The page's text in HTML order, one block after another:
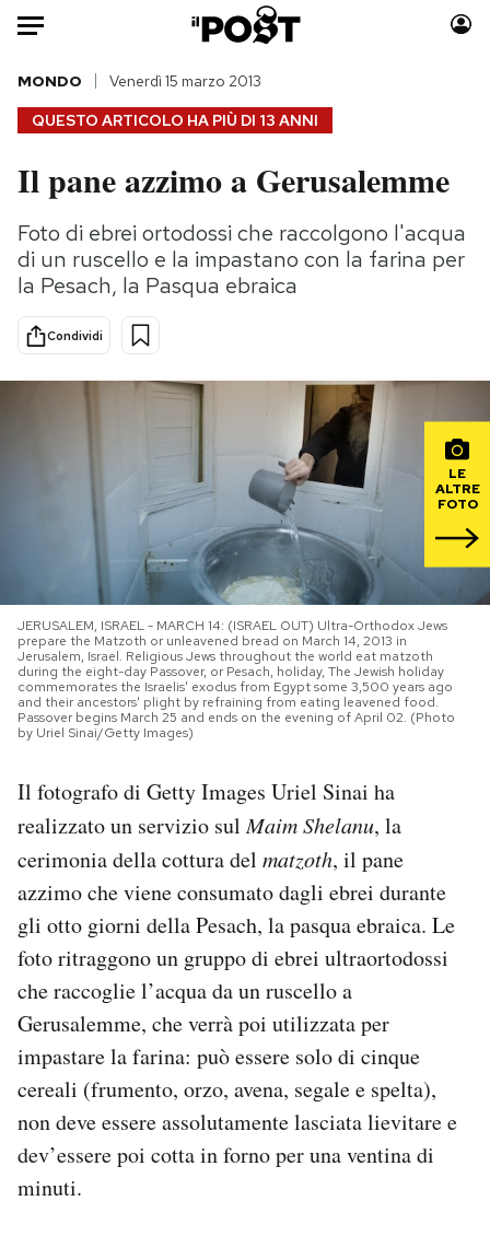
Auto
HOME
Italia
Politica
Tecnologia
Scienza
Moda
Consumismi
Altrecose
Mondiali calcio 2026
NEWSLETTER
I MIEI PREFERITI
CALENDARIO
AREA PERSONALE
Area Personale
Newsletter
Notifiche mobile
Regala il Post
Hai bisogno di aiuto?
Esci
QUESTO ARTICOLO HA PIÙ DI 13 ANNI
MONDO Venerdì 15 marzo 2013
Il pane azzimo a Gerusalemme
Foto di ebrei ortodossi che raccolgono l'acqua
di un ruscello e la impastano con la farina per
la Pesach, la Pasqua ebraica
Condividi
LE
ALTRE
FOTO
JERUSALEM, ISRAEL - MARCH 14: (ISRAEL OUT) Ultra-Orthodox Jews
prepare the Matzoth or unleavened bread on March 14, 2013 in
Jerusalem, Israel. Religious Jews throughout the world eat matzoth
during the eight-day Passover, or Pesach, holiday, The Jewish holiday
commemorates the Israelis' exodus from Egypt some 3,500 years ago
and their ancestors' plight by refraining from eating leavened food.
Passover begins March 25 and ends on the evening of April 02. (Photo
by Uriel Sinai/Getty Images)
Il fotografo di Getty Images Uriel Sinai ha
realizzato un servizio sulMaim Shelanu, la
cerimonia della cottura del matzoth, il pane
azzimo che viene consumato dagli ebrei durante
gli otto giorni della Pesach, la pasqua ebraica. Le
foto ritraggono un gruppo di ebrei ultraortodossi
che raccoglie l’acqua da un ruscello a
Gerusalemme, che verrà poi utilizzata per
impastare la farina: può essere solo di cinque
cereali (frumento, orzo, avena, segale e spelta),
non deve essere assolutamente lasciata lievitare e
dev’essere poi cotta in forno per una ventina di
minuti.